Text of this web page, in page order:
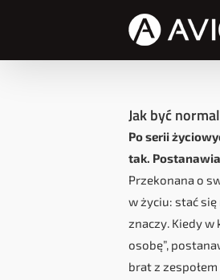
Jak być
Po serii
tak.
Przekonana o
w życiu: stać
znaczy. Kiedy
osobę”,
brat z